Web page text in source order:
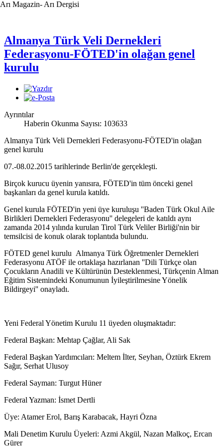
Arı Magazin- Arı Dergisi
Almanya Türk Veli Dernekleri
Federasyonu-FÖTED'in olağan genel
kurulu
Ayrıntılar
Haberin Okunma Sayısı: 103633
Almanya Türk Veli Dernekleri Federasyonu-FÖTED'in olağan
genel kurulu
07.-08.02.2015 tarihlerinde Berlin'de gerçekleşti.
Birçok kurucu üyenin yanısıra, FÖTED'in tüm önceki genel
başkanları da genel kurula katıldı.
Genel kurula FÖTED'in yeni üye kuruluşu ''Baden Türk Okul Aile
Birlikleri Dernekleri Federasyonu'' delegeleri de katıldı aynı
zamanda 2014 yılında kurulan Tirol Türk Veliler Birliği'nin bir
temsilcisi de konuk olarak toplantıda bulundu.
FÖTED genel kurulu Almanya Türk Öğretmenler Dernekleri
Federasyonu ATÖF ile ortaklaşa hazırlanan ''Dili Türkçe olan
Çocukların Anadili ve Kültürünün Desteklenmesi, Türkçenin Alman
Eğitim Sistemindeki Konumunun İyileştirilmesine Yönelik
Bildirgeyi'' onayladı.
Yeni Federal Yönetim Kurulu 11 üyeden oluşmaktadır:
Federal Başkan: Mehtap Çağlar, Ali Sak
Federal Başkan Yardımcıları: Meltem İlter, Seyhan, Öztürk Ekrem
Sağır, Serhat Ulusoy
Federal Sayman: Turgut Hüner
Federal Yazman: İsmet Dertli
Üye: Atamer Erol, Barış Karabacak, Hayri Özna
Mali Denetim Kurulu Üyeleri: Azmi Akgül, Nazan Malkoç, Ercan
Gürer